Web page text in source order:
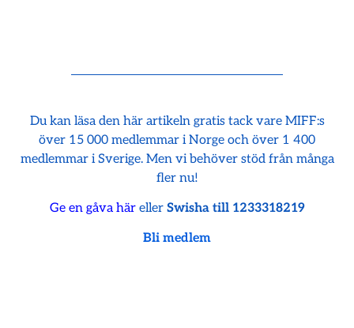
Du kan läsa den här artikeln gratis tack vare MIFF:s
över 15 000 medlemmar i Norge och över 1 400
medlemmar i Sverige. Men vi behöver stöd från många
fler nu!
Ge en gåva häreller Swisha till 1233318219
Bli medlem